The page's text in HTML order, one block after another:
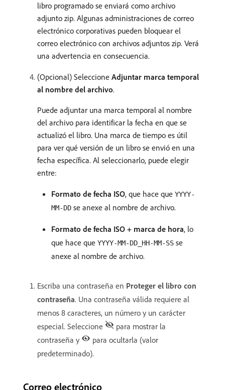
libro programado se enviará como archivo
adjunto zip. Algunas administraciones de correo
electrónico corporativas pueden bloquear el
correo electrónico con archivos adjuntos zip. Verá
una advertencia en consecuencia.
(Opcional) Seleccione Adjuntar marca temporal
al nombre del archivo.
Puede adjuntar una marca temporal al nombre
del archivo para identificar la fecha en que se
actualizó el libro. Una marca de tiempo es útil
para ver qué versión de un libro se envió en una
fecha específica. Al seleccionarlo, puede elegir
entre:
Formato de fecha ISO, que hace que YYYY-
MM-DD se anexe al nombre de archivo.
Formato de fecha ISO + marca de hora, lo
que hace que YYYY-MM-DD_HH-MM-SS se
anexe al nombre de archivo.
Escriba una contraseña en Proteger el libro con
contraseña. Una contraseña válida requiere al
menos 8 caracteres, un número y un carácter
especial. Seleccione
para mostrar la
contraseña y
para ocultarla (valor
predeterminado).
Correo electrónico